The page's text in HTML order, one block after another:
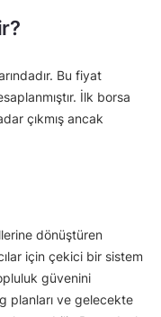
Bu fiyat
İlk borsa
çıkmış ancak
dönüştüren
için çekici bir sistem
güvenini
planları ve gelecekte